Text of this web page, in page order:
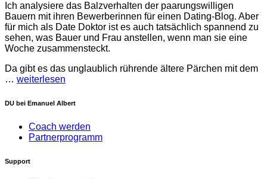
Ich analysiere das Balzverhalten der paarungswilligen
Bauern mit ihren Bewerberinnen für einen Dating-Blog. Aber
für mich als Date Doktor ist es auch tatsächlich spannend zu
sehen, was Bauer und Frau anstellen, wenn man sie eine
Woche zusammensteckt.
Da gibt es das unglaublich rührende ältere Pärchen mit dem
… weiterlesen
DU bei Emanuel Albert
Coach werden
Partnerprogramm
Support